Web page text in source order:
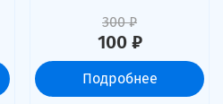
300 ₽
100 ₽
Подробнее